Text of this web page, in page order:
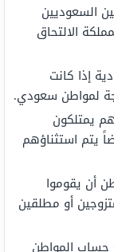
السعوديين
الالتحاق
إذا كانت
لمواطن سعودي.
يمتلكون
يتم استثناؤهم
أن يقوموا
أو مطلقين
حساب المواطن